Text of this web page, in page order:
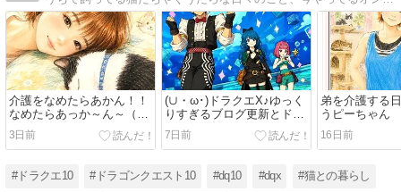
介護をなめたらあかん！！
なめたらあっか～ん～（猫
と弟の介護な日々）
3日前
(∪・ω･)ドラクエΧ♪ゆっく
りすぎるブログ更新とドラ
クエイン
7日前
弟を介護する
うピーちゃん
16日前
#ドラクエ10 #ドラゴンクエスト10 #dq10 #dqx #猫との暮らし